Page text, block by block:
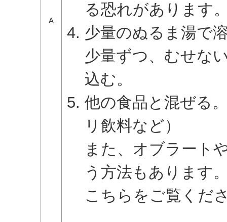
A
る恐れがあります
少量のぬるま湯で
少量ずつ、むせな
込む。
他の食品と混ぜる
リ飲料など）
また、オブラート
う方法もあります
こちらをご覧くだ